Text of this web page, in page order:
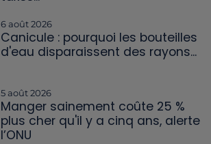
6 août 2026
Canicule : pourquoi les bouteilles
d'eau disparaissent des rayons...
5 août 2026
Manger sainement coûte 25 %
plus cher qu'il y a cinq ans, alerte
l’ONU